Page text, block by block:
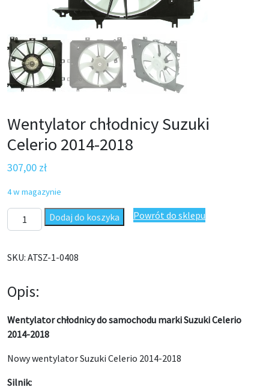
Wentylator chłodnicy Suzuki
Celerio 2014-2018
307,00 zł
4 w magazynie
ilość Wentylator chłodnicy Suzuki Celerio 2014-2018
Dodaj do koszyka Powrót do sklepu
SKU: ATSZ-1-0408
Opis:
Wentylator chłodnicy do samochodu marki Suzuki Celerio
2014-2018
Nowy wentylator Suzuki Celerio 2014-2018
Silnik: